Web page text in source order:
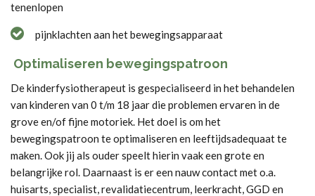
tenenlopen
pijnklachten aan het bewegingsapparaat
Optimaliseren bewegingspatroon
De kinderfysiotherapeut is gespecialiseerd in het behandelen
van kinderen van 0 t/m 18 jaar die problemen ervaren in de
grove en/of fijne motoriek. Het doel is om het
bewegingspatroon te optimaliseren en leeftijdsadequaat te
maken. Ook jij als ouder speelt hierin vaak een grote en
belangrijke rol. Daarnaast is er een nauw contact met o.a.
huisarts, specialist, revalidatiecentrum, leerkracht, GGD en